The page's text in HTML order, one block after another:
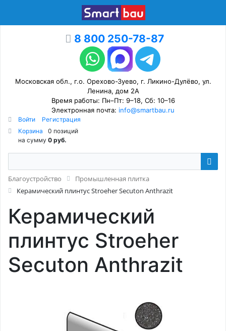
8 800 250-78-87
Московская обл., г.о. Орехово-Зуево, г. Ликино-Дулёво, ул.
Ленина, дом 2А
Время работы: Пн–Пт: 9–18, Сб: 10–16
Электронная почта: info@smartbau.ru
Войти
Регистрация
Корзина
0 позиций
на сумму 0 руб.
Благоустройство
Промышленная плитка
Керамический плинтус Stroeher Secuton Anthrazit
Керамический
плинтус Stroeher
Secuton Anthrazit